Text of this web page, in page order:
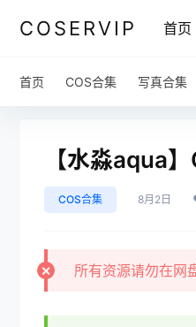
COSERVIP 首页
首页 COS合集 写真合集
【水淼aqua
COS合集 8月2日
所有资源请勿在网